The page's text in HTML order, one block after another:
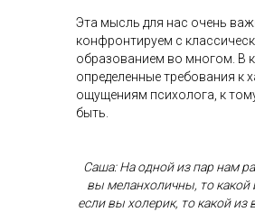
Эта мысль для нас очень
конфронтируем с
образованием во многом. В
определенные требования к
ощущениям психолога, к
быть.
Саша: На одной из пар нам
вы меланхоличны, то какой
если вы холерик, то какой из